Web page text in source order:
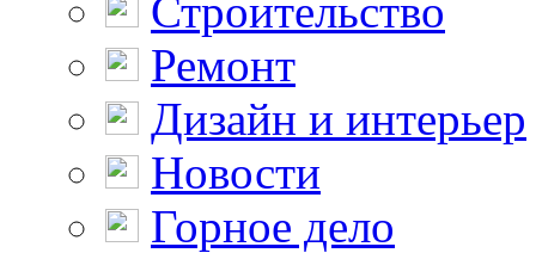
Строительство
Ремонт
Дизайн и интерьер
Новости
Горное дело